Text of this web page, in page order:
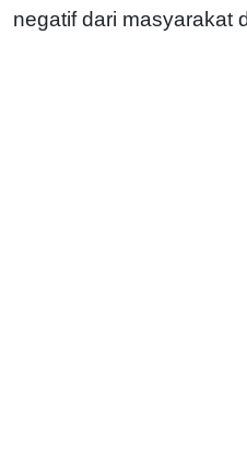
negatif dari masyarakat